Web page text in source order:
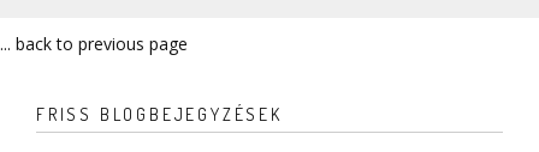
... back to previous page
FRISS BLOGBEJEGYZÉSEK